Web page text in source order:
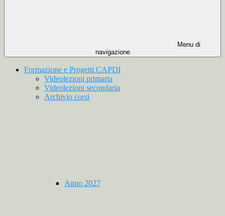
Menu di
navigazione
Formazione e Progetti CAPDI
Videolezioni primaria
Videolezioni secondaria
Archivio corsi
Anno 2027